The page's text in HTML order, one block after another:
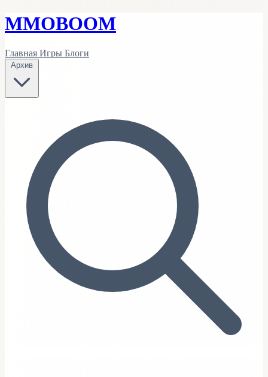
MMOBOOM
Главная Игры Блоги
Архив